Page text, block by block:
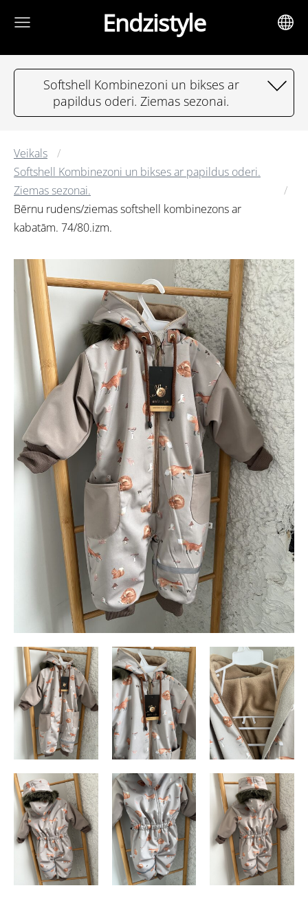
Endzistyle
Softshell Kombinezoni un bikses ar
papildus oderi. Ziemas sezonai.
Veikals
Softshell Kombinezoni un bikses ar papildus oderi.
Ziemas sezonai.
Bērnu rudens/ziemas softshell kombinezons ar
kabatām. 74/80.izm.